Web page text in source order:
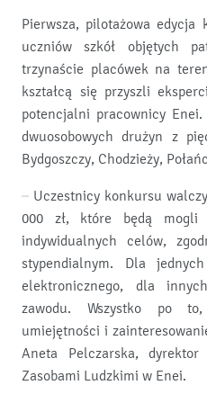
Pierwsza, pilotażowa edycja
uczniów szkół objętych
trzynaście placówek na
kształcą się przyszli
potencjalni pracownicy
dwuosobowych drużyn z
Bydgoszczy, Chodzieży,
– Uczestnicy konkursu
000 zł, które będą mogli
indywidualnych celów,
stypendialnym. Dla
elektronicznego, dla
zawodu. Wszystko po
umiejętności i
Aneta Pelczarska, dyrektor
Zasobami Ludzkimi w Enei.